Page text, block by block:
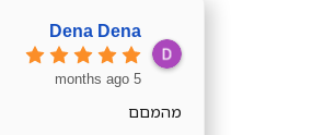
Dena Dena
5 months ago
מהמםם